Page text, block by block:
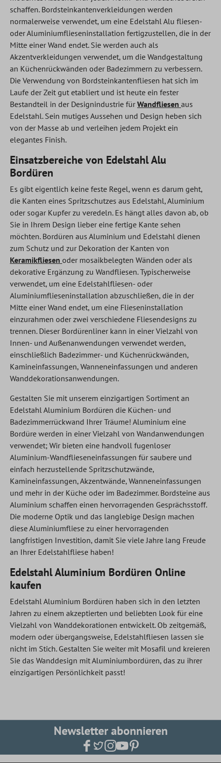
schaffen. Bordsteinkantenverkleidungen werden
normalerweise verwendet, um eine Edelstahl Alu fliesen-
oder Aluminiumflieseninstallation fertigzustellen, die in der
Mitte einer Wand endet. Sie werden auch als
Akzentverkleidungen verwendet, um die Wandgestaltung
an Küchenrückwänden oder Badezimmern zu verbessern.
Die Verwendung von Bordsteinkantenfliesen hat sich im
Laufe der Zeit gut etabliert und ist heute ein fester
Bestandteil in der Designindustrie fürWandfliesen aus
Edelstahl. Sein mutiges Aussehen und Design heben sich
von der Masse ab und verleihen jedem Projekt ein
elegantes Finish.
Einsatzbereiche von Edelstahl Alu
Bordüren
Es gibt eigentlich keine feste Regel, wenn es darum geht,
die Kanten eines Spritzschutzes aus Edelstahl, Aluminium
oder sogar Kupfer zu veredeln. Es hängt alles davon ab, ob
Sie in Ihrem Design lieber eine fertige Kante sehen
möchten. Bordüren aus Aluminium und Edelstahl dienen
zum Schutz und zur Dekoration der Kanten von
Keramikfliesen oder mosaikbelegten Wänden oder als
dekorative Ergänzung zu Wandfliesen. Typischerweise
verwendet, um eine Edelstahlfliesen- oder
Aluminiumflieseninstallation abzuschließen, die in der
Mitte einer Wand endet, um eine Flieseninstallation
einzurahmen oder zwei verschiedene Fliesendesigns zu
trennen. Dieser Bordürenliner kann in einer Vielzahl von
Innen- und Außenanwendungen verwendet werden,
einschließlich Badezimmer- und Küchenrückwänden,
Kamineinfassungen, Wanneneinfassungen und anderen
Wanddekorationsanwendungen.
Gestalten Sie mit unserem einzigartigen Sortiment an
Edelstahl Aluminium Bordüren die Küchen- und
Badezimmerrückwand Ihrer Träume! Aluminium eine
Bordüre werden in einer Vielzahl von Wandanwendungen
verwendet; Wir bieten eine handvoll fugenloser
Aluminium-Wandflieseneinfassungen für saubere und
einfach herzustellende Spritzschutzwände,
Kamineinfassungen, Akzentwände, Wanneneinfassungen
und mehr in der Küche oder im Badezimmer. Bordsteine aus
Aluminium schaffen einen hervorragenden Gesprächsstoff.
Die moderne Optik und das langlebige Design machen
diese Aluminiumfliese zu einer hervorragenden
langfristigen Investition, damit Sie viele Jahre lang Freude
an Ihrer Edelstahlfliese haben!
Edelstahl Aluminium Bordüren Online
kaufen
Edelstahl Aluminium Bordüren haben sich in den letzten
Jahren zu einem akzeptierten und beliebten Look für eine
Vielzahl von Wanddekorationen entwickelt. Ob zeitgemäß,
modern oder übergangsweise, Edelstahlfliesen lassen sie
nicht im Stich. Gestalten Sie weiter mit Mosafil und kreieren
Sie das Wanddesign mit Aluminiumbordüren, das zu ihrer
einzigartigen Persönlichkeit passt!
Newsletter abonnieren